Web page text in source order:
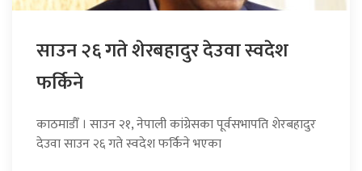
साउन २६ गते शेरबहादुर देउवा स्वदेश
फर्किने
काठमाडौँ । साउन २१, नेपाली कांग्रेसका पूर्वसभापति शेरबहादुर
देउवा साउन २६ गते स्वदेश फर्किने भएका